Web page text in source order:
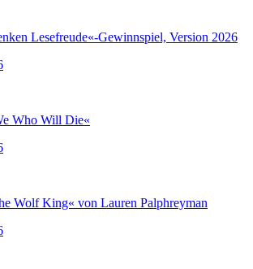
Lesefreude«-Gewinnspiel, Version 2026
Who Will Die«
Wolf King« von Lauren Palphreyman